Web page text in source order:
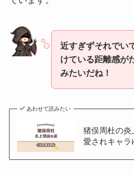
近すぎずそれでい
けている距離感が
みたいだね！
あわせて読みたい
猪俣周杜の炎
愛されキャラ